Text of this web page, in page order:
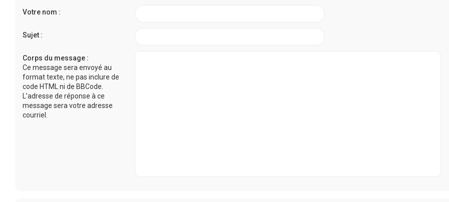
Votre nom :
Sujet :
Corps du message :
Ce message sera envoyé au
format texte, ne pas inclure de
code HTML ni de BBCode.
L’adresse de réponse à ce
message sera votre adresse
courriel.